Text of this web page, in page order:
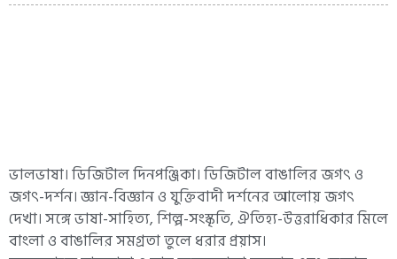
ভালভাষা। ডিজিটাল দিনপঞ্জিকা। ডিজিটাল বাঙালির জগৎ ও
জগৎ-দর্শন। জ্ঞান-বিজ্ঞান ও যুক্তিবাদী দর্শনের আলোয় জগৎ
দেখা। সঙ্গে ভাষা-সাহিত্য, শিল্প-সংস্কৃতি, ঐতিহ্য-উত্তরাধিকার মিলে
বাংলা ও বাঙালির সমগ্রতা তুলে ধরার প্রয়াস।